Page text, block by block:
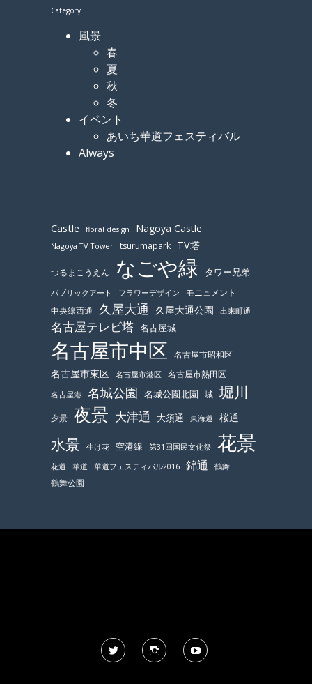
Category
風景
春
夏
秋
冬
イベント
あいち華道フェスティバル
Always
Castle floral design Nagoya Castle
Nagoya TV Tower tsurumapark TV塔
つるまこうえん なごや緑 タワー兄弟
パブリックアート フラワーデザイン
モニュメント
中央線西通
久屋大通 久屋大通公園 出来町通
名古屋テレビ塔 名古屋城
名古屋市中区 名古屋市昭和区
名古屋市東区 名古屋市港区 名古屋市熱田区
名古屋港 名城公園 名城公園北園 城 堀川
夕景 夜景 大津通 大須通 東海道 桜通
水景 生け花 空港線 第31回国民文化祭 花景
花道 華道 華道フェスティバル2016 錦通 鶴舞
鶴舞公園